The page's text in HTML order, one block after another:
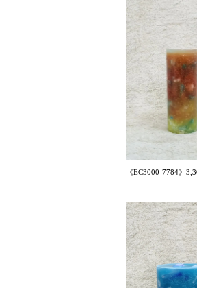
《EC3000-7784》